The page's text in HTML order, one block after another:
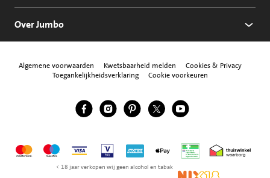
Over Jumbo
Algemene voorwaarden Kwetsbaarheid melden
Cookies & Privacy
Toegankelijkheidsverklaring
Cookie voorkeuren
Volg ons
Jumbo Facebook
Jumbo Instagram
Jumbo Pinterest
Jumbo Twitter
Jumbo YouTube
MastercardMaestroVisa Vpay American Express
Apple Pay Thuiswinkel
< 18 jaar verkopen wij geen alcohol en tabak
NIX18